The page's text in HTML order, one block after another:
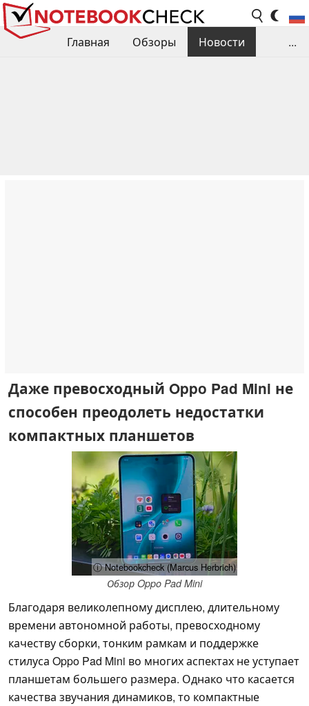
Главная Обзоры
Новости
...
Даже превосходный Oppo Pad Mini не
способен преодолеть недостатки
компактных планшетов
ⓘ Notebookcheck (Marcus Herbrich)
Обзор Oppo Pad Mini
Благодаря великолепному дисплею, длительному
времени автономной работы, превосходному
качеству сборки, тонким рамкам и поддержке
стилуса Oppo Pad Mini во многих аспектах не уступает
планшетам большего размера. Однако что касается
качества звучания динамиков, то компактные